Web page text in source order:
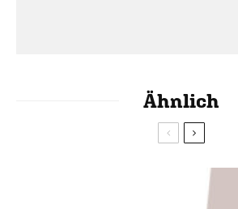
Ähnlich